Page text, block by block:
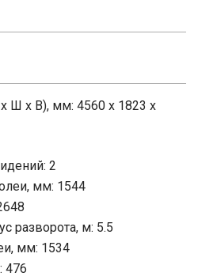
Ш x В), мм: 4560 x 1823 x
2
мм: 1544
разворота, м: 5.5
мм: 1534
476